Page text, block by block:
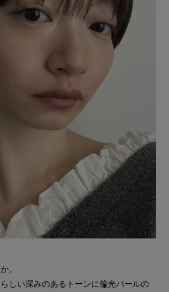
。
しい深みのあるトーンに偏光パールの